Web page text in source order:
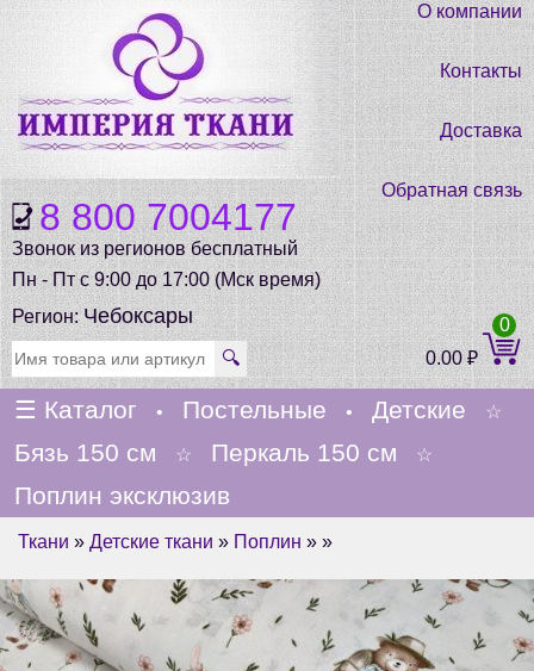
8 800 7004177
Звонок из регионов бесплатный
Пн - Пт с 9:00 до 17:00 (Мск время)
О компании
Контакты
Доставка
Обратная связь
Регион:Чебоксары
🔍 0.00₽
0
☰ Каталог • Постельные • Детские ☆
Бязь 150 см ☆ Перкаль 150 см ☆
Поплин эксклюзив
Ткани » Детские ткани » Поплин » »